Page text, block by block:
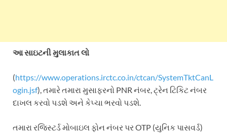
આ સાઇટની મુલાકાત લો
(https://www.operations.irctc.co.in/ctcan/SystemTktCanL
ogin.jsf), તમારે તમારા મુસાફરનો PNR નંબર, ટ્રેન ટિકિટ નંબર
દાખલ કરવો પડશે અને કેપ્ચા ભરવો પડશે.
તમારા રજિસ્ટર્ડ મોબાઇલ ફોન નંબર પર OTP (યુનિક પાસવર્ડ)